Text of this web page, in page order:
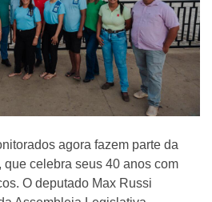
agora fazem parte da
celebra seus 40 anos com
O deputado Max Russi